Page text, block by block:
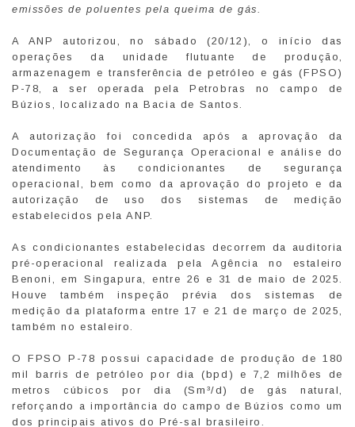
emissões de poluentes pela queima de gás.
A ANP autorizou, no sábado (20/12), o início das
operações da unidade flutuante de produção,
armazenagem e transferência de petróleo e gás (FPSO)
P-78, a ser operada pela Petrobras no campo de
Búzios, localizado na Bacia de Santos.
A autorização foi concedida após a aprovação da
Documentação de Segurança Operacional e análise do
atendimento às condicionantes de segurança
operacional, bem como da aprovação do projeto e da
autorização de uso dos sistemas de medição
estabelecidos pela ANP.
As condicionantes estabelecidas decorrem da auditoria
pré-operacional realizada pela Agência no estaleiro
Benoni, em Singapura, entre 26 e 31 de maio de 2025.
Houve também inspeção prévia dos sistemas de
medição da plataforma entre 17 e 21 de março de 2025,
também no estaleiro.
O FPSO P-78 possui capacidade de produção de 180
mil barris de petróleo por dia (bpd) e 7,2 milhões de
metros cúbicos por dia (Sm³/d) de gás natural,
reforçando a importância do campo de Búzios como um
dos principais ativos do Pré-sal brasileiro.